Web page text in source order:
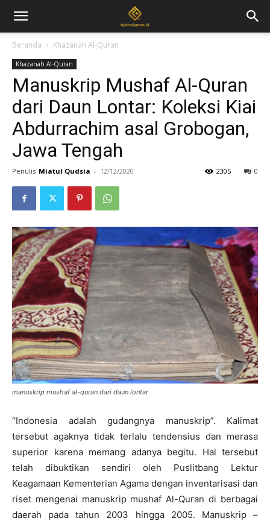
Beranda Khazanah Al-Quran
Khazanah Al-Quran
Manuskrip Mushaf Al-Quran
dari Daun Lontar: Koleksi Kiai
Abdurrachim asal Grobogan,
Jawa Tengah
Penulis Miatul Qudsia - 12/12/2020 0
2305
manuskrip mushaf al-quran dari daun lontar
“Indonesia adalah gudangnya manuskrip”. Kalimat
tersebut agaknya tidak terlalu tendensius dan merasa
superior karena memang adanya begitu. Hal tersebut
telah dibuktikan sendiri oleh Puslitbang Lektur
Keagamaan Kementerian Agama dengan inventarisasi dan
riset mengenai manuskrip mushaf Al-Quran di berbagai
daerah pada tahun 2003 hingga 2005. Manuskrip –